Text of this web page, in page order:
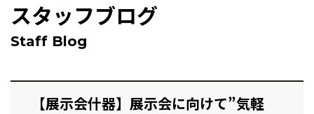
スタッフブログ
Staff Blog
【展示会什器】展示会に向けて”気軽